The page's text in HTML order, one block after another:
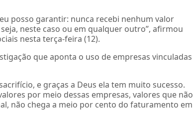
posso garantir: nunca recebi nenhum valor
neste caso ou em qualquer outro”, afirmou
nesta terça-feira (12).
que aponta o uso de empresas vinculadas
e graças a Deus ela tem muito sucesso.
por meio dessas empresas, valores que não
não chega a meio por cento do faturamento em